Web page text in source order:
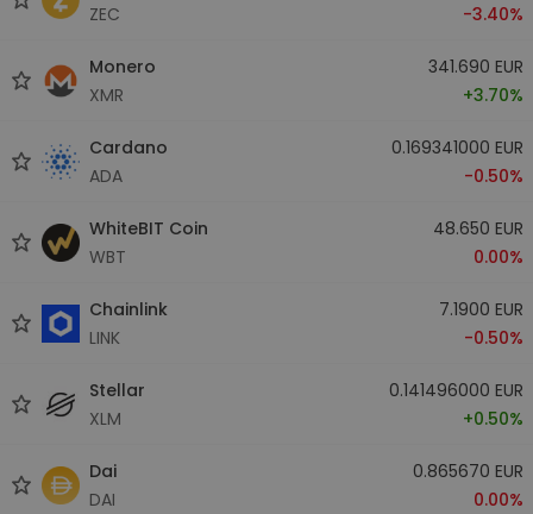
ZEC
-3.40%
Monero
XMR
341.690 EUR
+3.70%
Cardano
ADA
0.169341000 EUR
-0.50%
WhiteBIT Coin
WBT
48.650 EUR
0.00%
Chainlink
LINK
7.1900 EUR
-0.50%
Stellar
XLM
0.141496000 EUR
+0.50%
Dai
DAI
0.865670 EUR
0.00%